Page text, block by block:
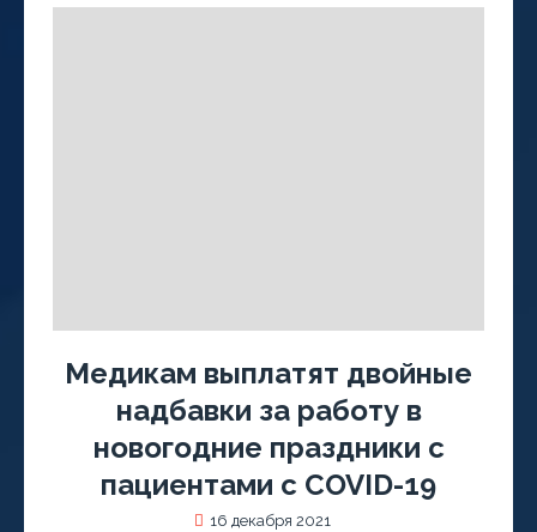
Медикам выплатят двойные
надбавки за работу в
новогодние праздники с
пациентами с COVID-19
16 декабря 2021